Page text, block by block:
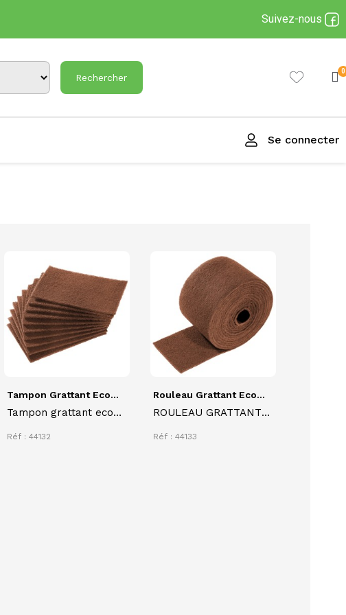
Suivez-nous
Rechercher
Se connecter
Tampon Grattant Eco...
Tampon grattant eco
100
Réf : 44132
Rouleau Grattant Eco...
ROULEAU GRATTANT
MERCURY 100 6 mètres
Réf : 44133